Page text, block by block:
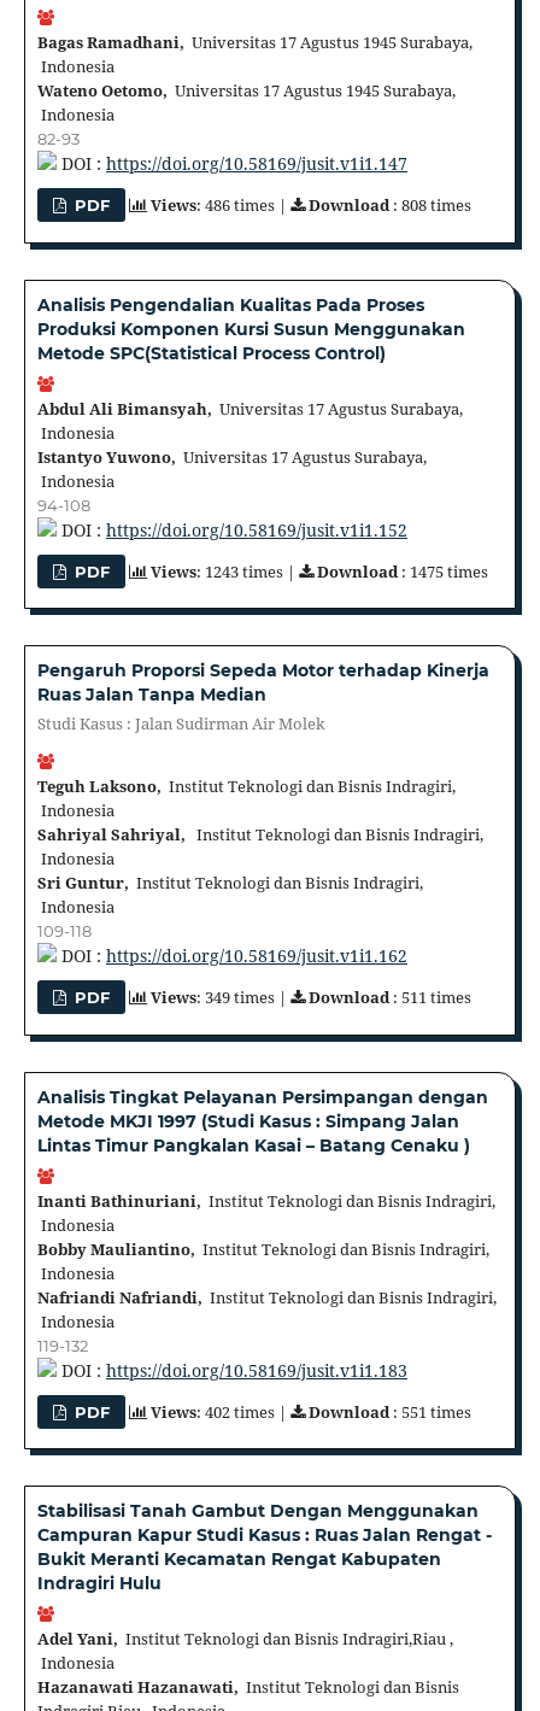
Bagas Ramadhani, Universitas 17 Agustus 1945 Surabaya,
Indonesia
Wateno Oetomo, Universitas 17 Agustus 1945 Surabaya,
Indonesia
82-93
DOI : https://doi.org/10.58169/jusit.v1i1.147
PDF Views: 486 times | Download: 808 times
Analisis Pengendalian Kualitas Pada Proses
Produksi Komponen Kursi Susun Menggunakan
Metode SPC(Statistical Process Control)
Abdul Ali Bimansyah, Universitas 17 Agustus Surabaya,
Indonesia
Istantyo Yuwono, Universitas 17 Agustus Surabaya,
Indonesia
94-108
DOI : https://doi.org/10.58169/jusit.v1i1.152
PDF Views: 1243 times | Download: 1475 times
Pengaruh Proporsi Sepeda Motor terhadap Kinerja
Ruas Jalan Tanpa Median
Studi Kasus : Jalan Sudirman Air Molek
Teguh Laksono, Institut Teknologi dan Bisnis Indragiri,
Indonesia
Sahriyal Sahriyal, Institut Teknologi dan Bisnis Indragiri,
Indonesia
Sri Guntur, Institut Teknologi dan Bisnis Indragiri,
Indonesia
109-118
DOI : https://doi.org/10.58169/jusit.v1i1.162
PDF Views: 349 times | Download: 511 times
Analisis Tingkat Pelayanan Persimpangan dengan
Metode MKJI 1997 (Studi Kasus : Simpang Jalan
Lintas Timur Pangkalan Kasai – Batang Cenaku )
Inanti Bathinuriani, Institut Teknologi dan Bisnis Indragiri,
Indonesia
Bobby Mauliantino, Institut Teknologi dan Bisnis Indragiri,
Indonesia
Nafriandi Nafriandi, Institut Teknologi dan Bisnis Indragiri,
Indonesia
119-132
DOI : https://doi.org/10.58169/jusit.v1i1.183
PDF Views: 402 times | Download: 551 times
Stabilisasi Tanah Gambut Dengan Menggunakan
Campuran Kapur Studi Kasus : Ruas Jalan Rengat -
Bukit Meranti Kecamatan Rengat Kabupaten
Indragiri Hulu
Adel Yani, Institut Teknologi dan Bisnis Indragiri,Riau ,
Indonesia
Hazanawati Hazanawati, Institut Teknologi dan Bisnis